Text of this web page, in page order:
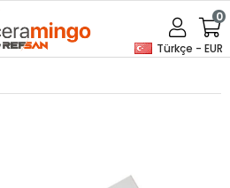
Türkçe - EUR
0